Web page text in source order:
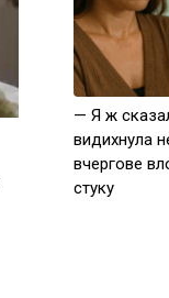
— Я ж
видихнула
вчергове
стуку